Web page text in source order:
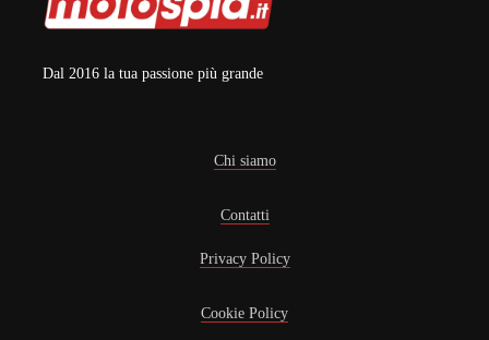
Dal 2016 la tua passione più grande
Chi siamo
Contatti
Privacy Policy
Cookie Policy